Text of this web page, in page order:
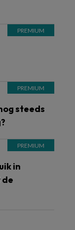
steeds
in
de